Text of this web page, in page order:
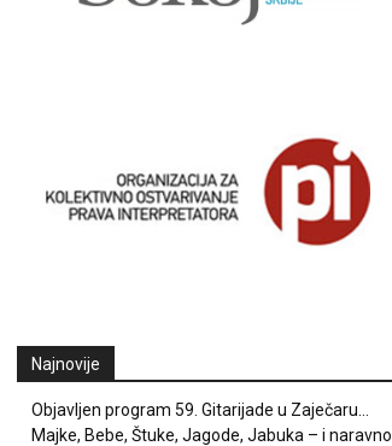
Najnovije
Objavljen program 59. Gitarijade u Zaječaru…
Majke, Bebe, Štuke, Jagode, Jabuka – i naravno